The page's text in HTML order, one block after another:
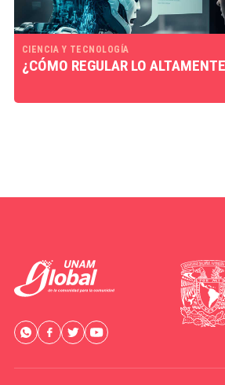
CIENCIA Y TECNOLOGÍA
¿CÓMO REGULAR LO